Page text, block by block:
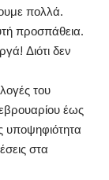
πολλά.
προσπάθεια.
Διότι δεν
του
έως
υποψηφιότητα
στα